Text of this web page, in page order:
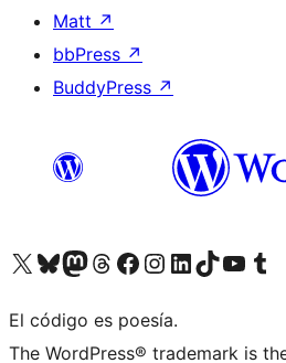
Matt ↗
bbPress ↗
BuddyPress ↗
Visita nuestra cuenta de X (anteriormente Twitter)
Visita nuestra cuenta de Bluesky
Visita nuestra cuenta de Mastodon
Visita nuestra cuenta de Threads
Visita nuestra página de Facebook
Visita nuestra cuenta de Instagram
Visita nuestra cuenta de LinkedIn
Visita nuestra cuenta de TikTok
Visita nuestro canal
Visita
El código es poesía.
The WordPress® trademark is